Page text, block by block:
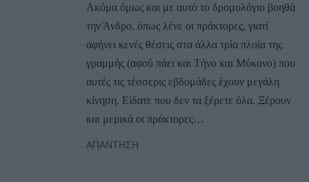
Ακόμα όμως και με αυτό το δρομολόγιο βοηθά
την Άνδρο, όπως λένε οι πράκτορες, γιατί
αφήνει κενές θέσεις στα άλλα τρία πλοία της
γραμμής (αφού πάει και Τήνο και Μύκονο) που
αυτές τις τέσσερις εβδομάδες έχουν μεγάλη
κίνηση. Είδατε που δεν τα ξέρετε όλα. Ξέρουν
και μερικά οι πράκτορες…
ΑΠΆΝΤΗΣΗ